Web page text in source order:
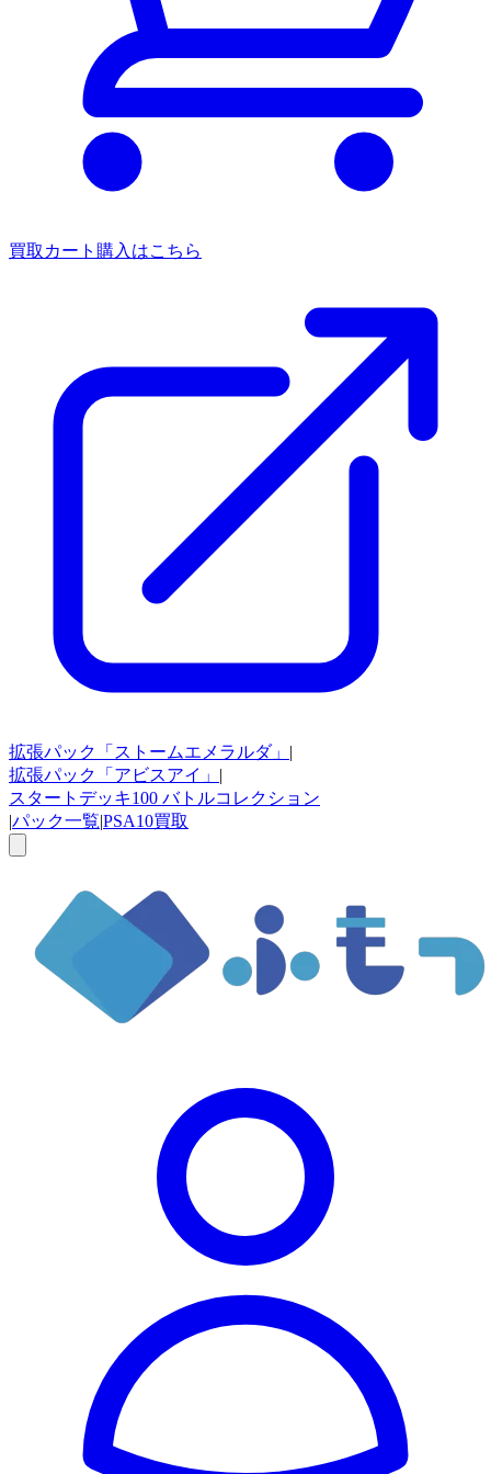
買取カート 購入はこちら
拡張パック 「ストームエメラルダ」 |
拡張パック
「アビスアイ」 |
スタートデッキ100 バトルコレクション
|パック一覧|PSA10買取